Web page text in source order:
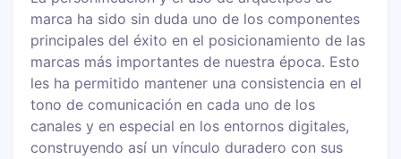
marca ha sido sin duda uno de los componentes
principales del éxito en el posicionamiento de las
marcas más importantes de nuestra época. Esto
les ha permitido mantener una consistencia en el
tono de comunicación en cada uno de los
canales y en especial en los entornos digitales,
construyendo así un vínculo duradero con sus